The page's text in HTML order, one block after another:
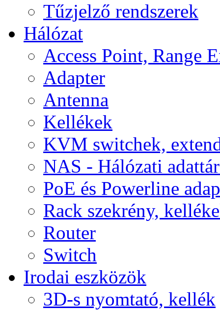
Tűzjelző rendszerek
Hálózat
Access Point, Range
Adapter
Antenna
Kellékek
KVM switchek,
NAS - Hálózati
PoE és Powerline
Rack szekrény,
Router
Switch
Irodai eszközök
3D-s nyomtató, kellék